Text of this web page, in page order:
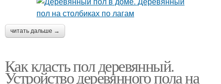
читать дальше →
Как класть пол деревянный.
Устройство деревянного пола на